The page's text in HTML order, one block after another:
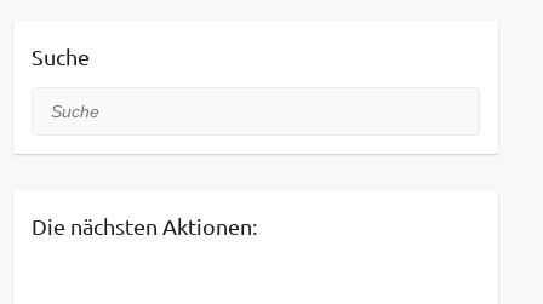
Suche
Suche
Die nächsten Aktionen: